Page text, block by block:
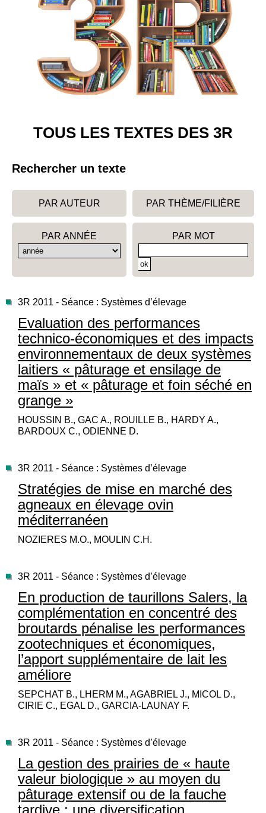
TOUS LES TEXTES DES 3R
Rechercher un texte
PAR AUTEUR PAR THÈME/FILIÈRE
PAR ANNÉE PAR MOT
3R 2011 - Séance : Systèmes d’élevage
Evaluation des performances
technico-économiques et des impacts
environnementaux de deux systèmes
laitiers « pâturage et ensilage de
maïs » et « pâturage et foin séché en
grange »
HOUSSIN B., GAC A., ROUILLE B., HARDY A.,
BARDOUX C., ODIENNE D.
3R 2011 - Séance : Systèmes d’élevage
Stratégies de mise en marché des
agneaux en élevage ovin
méditerranéen
NOZIERES M.O., MOULIN C.H.
3R 2011 - Séance : Systèmes d’élevage
En production de taurillons Salers, la
complémentation en concentré des
broutards pénalise les performances
zootechniques et économiques,
l’apport supplémentaire de lait les
améliore
SEPCHAT B., LHERM M., AGABRIEL J., MICOL D.,
CIRIE C., EGAL D., GARCIA-LAUNAY F.
3R 2011 - Séance : Systèmes d’élevage
La gestion des prairies de « haute
valeur biologique » au moyen du
pâturage extensif ou de la fauche